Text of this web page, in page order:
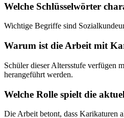
Welche Schlüsselwörter
Wichtige Begriffe sind
Warum ist die Arbeit mit
Schüler dieser Altersstufe verfügen
herangeführt werden.
Welche Rolle spielt die
Die Arbeit betont, dass Karikaturen